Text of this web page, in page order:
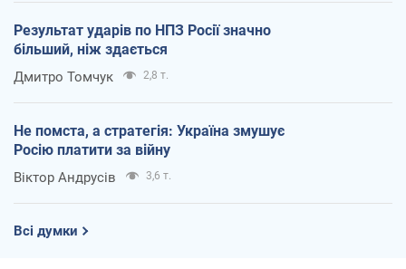
Результат ударів по НПЗ Росії значно
більший, ніж здається
Дмитро Томчук 2,8 т.
Не помста, а стратегія: Україна змушує
Росію платити за війну
Віктор Андрусів 3,6 т.
Всі думки